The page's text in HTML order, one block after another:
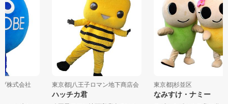
ブ株式会社 東京都|八王子ロマン地下商店会
ハッチカ君
東京都|杉並区
なみすけ・ナミー